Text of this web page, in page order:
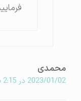
فرمایید
محمدی
2023/01/02 در 2:15 ب.ظ